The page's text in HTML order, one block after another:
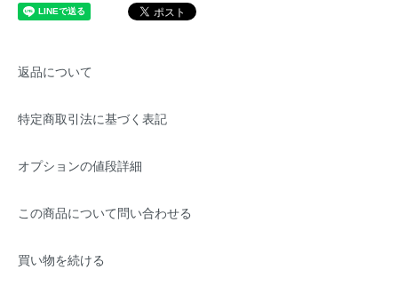
返品について
特定商取引法に基づく表記
オプションの値段詳細
この商品について問い合わせる
買い物を続ける